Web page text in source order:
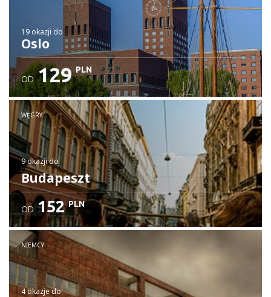
19 okazji do
Oslo
OD 129 PLN
WĘGRY
9 okazjido
Budapeszt
OD 152 PLN
NIEMCY
4 okazjedo